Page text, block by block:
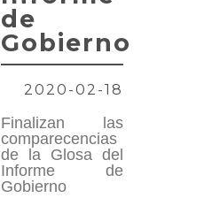
de
Gobierno
2020-02-18
Finalizan las
comparecencias
de la Glosa del
Informe de
Gobierno